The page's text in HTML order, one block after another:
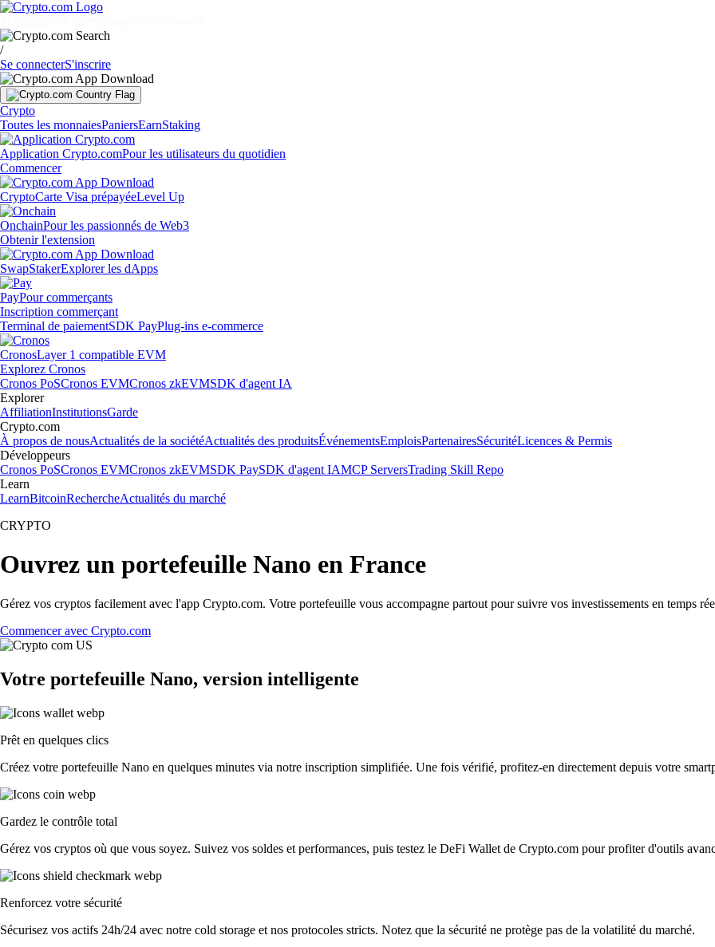
/
Se connecterS'inscrire
Crypto
Toutes les monnaiesPaniersEarnStaking
Application Crypto.comPour les utilisateurs du quotidien
Commencer
CryptoCarte Visa prépayéeLevel Up
OnchainPour les passionnés de Web3
Obtenir l'extension
SwapStakerExplorer les dApps
PayPour commerçants
Inscription commerçant
Terminal de paiementSDK PayPlug-ins e-commerce
CronosLayer 1 compatible EVM
Explorez Cronos
Cronos PoSCronos EVMCronos zkEVMSDK d'agent IA
Explorer
AffiliationInstitutionsGarde
Crypto.com
À propos de nousActualités de la sociétéActualités des produitsÉvénementsEmploisPartenairesSécuritéLicences & Permis
Développeurs
Cronos PoSCronos EVMCronos zkEVMSDK PaySDK d'agent IAMCP ServersTrading Skill Repo
Learn
LearnBitcoinRechercheActualités du marché
CRYPTO
Ouvrez un portefeuille Nano en France
Gérez vos cryptos facilement avec l'app Crypto.com. Votre portefeuille vous accompagne partout pour suivre vos investissements en temps
Commencer avec Crypto.com
Votre portefeuille Nano, version intelligente
Prêt en quelques clics
Créez votre portefeuille Nano en quelques minutes via notre inscription simplifiée. Une fois vérifié, profitez-en directement depuis votre
Gardez le contrôle total
Gérez vos cryptos où que vous soyez. Suivez vos soldes et performances, puis testez le DeFi Wallet de Crypto.com pour profiter d'outils
Renforcez votre sécurité
Sécurisez vos actifs 24h/24 avec notre cold storage et nos protocoles stricts. Notez que la sécurité ne protège pas de la volatilité du marché.